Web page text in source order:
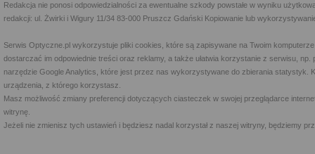
Redakcja nie ponosi odpowiedzialności za ewentualne szkody powstałe w wyniku
redakcji: ul. Żwirki i Wigury 11/34 83-000 Pruszcz Gdański Kopiowanie lub
Serwis Optyczne.pl wykorzystuje pliki cookies, które są zapisywane na Twoim
dostarczać im odpowiednie treści oraz reklamy, a także ułatwia korzystanie z serwisu,
narzędzie Google Analytics, które jest przez nas wykorzystywane do zbierania statystyk.
urządzenia, z którego korzystasz.
Masz możliwość zmiany preferencji dotyczących ciasteczek w swojej przeglądarce
witrynę.
Jeżeli nie zmienisz tych ustawień i będziesz nadal korzystał z naszej witryny, będziemy